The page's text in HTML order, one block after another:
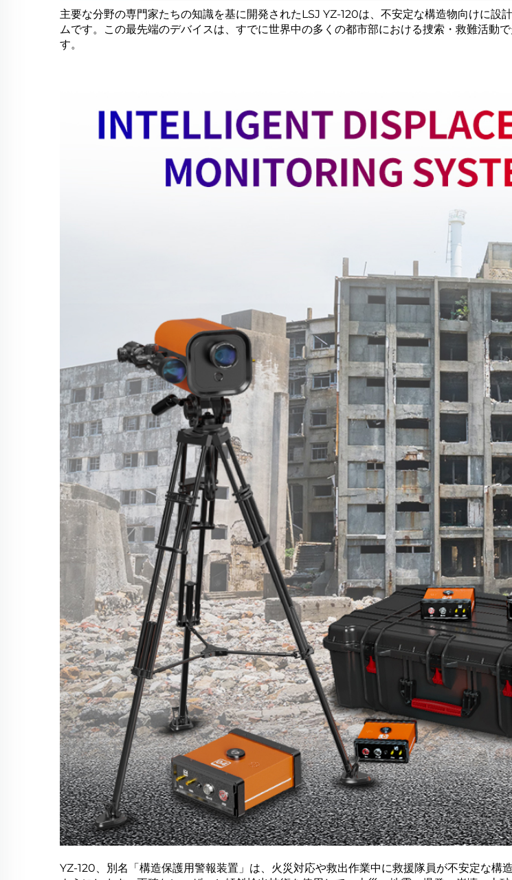
主要な分野の専門家たちの知識を基に開発されたLSJ YZ-120は、不安定な構造物向けに設
ムです。この最先端のデバイスは、すでに世界中の多くの都市部における捜索・救難活動
す。
YZ-120、別名「構造保護用警報装置」は、火災対応や救出作業中に救援隊員が不安定な構